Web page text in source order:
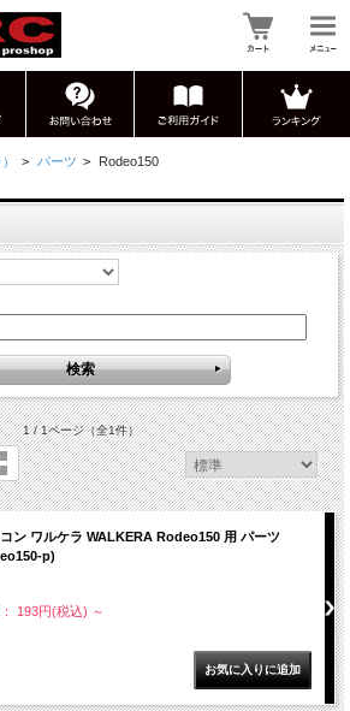
> パーツ > Rodeo150
1 / 1ページ（全1件）
ン ワルケラ WALKERA Rodeo150 用 パーツ
p)
193円(税込) ～